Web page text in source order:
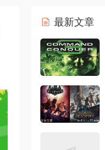
最新文章